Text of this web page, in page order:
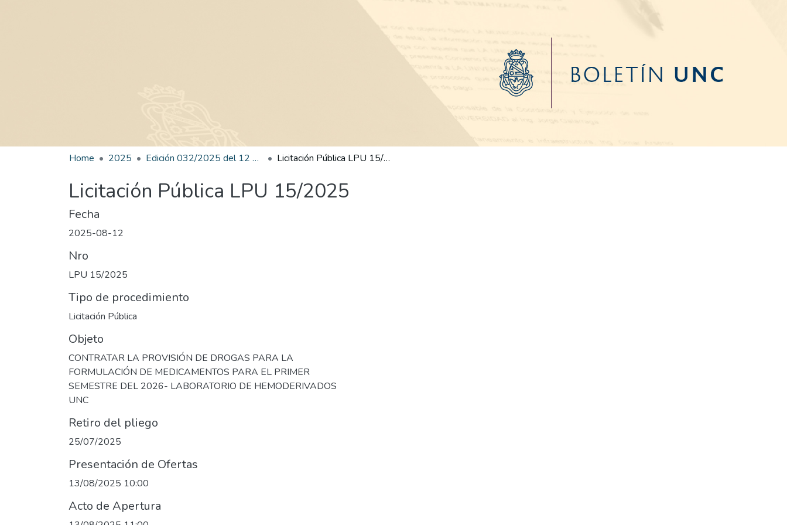
Home 2025 Edición 032/2025 del 12 de agosto de 2025 Licitación Pública LPU 15/2025
Licitación Pública LPU 15/2025
Fecha
2025-08-12
Nro
LPU 15/2025
Tipo de procedimiento
Licitación Pública
Objeto
CONTRATAR LA PROVISIÓN DE DROGAS PARA LA
FORMULACIÓN DE MEDICAMENTOS PARA EL PRIMER
SEMESTRE DEL 2026- LABORATORIO DE HEMODERIVADOS
UNC
Retiro del pliego
25/07/2025
Presentación de Ofertas
13/08/2025 10:00
Acto de Apertura